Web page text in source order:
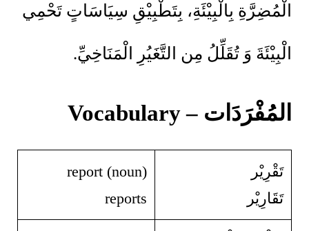
الْمُضِرَّةِ بِالْبِيْئَةِ، بِتَطْبِيْقِ سِيَاسَاتٍ تَحْمِي
الْبِيْئَةَ وَ تُقَلِّلُ مِن التَّغَيُرِ الْمَنَاخِيِّ.
المُفْرَدَات – Vocabulary
تَقْرِيْر
تَقَارِيْر
report (noun)
reports